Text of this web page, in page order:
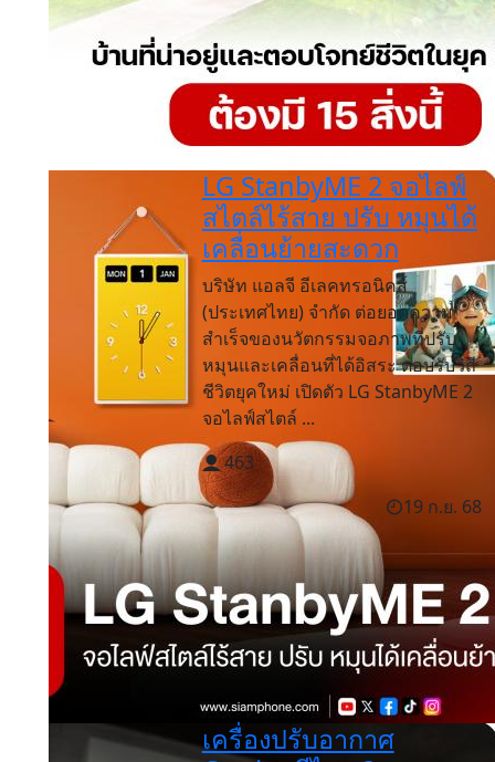
LG StanbyME 2 จอไลฟ์
สไตล์ไร้สาย ปรับ หมุนได้
เคลื่อนย้ายสะดวก
บริษัท แอลจี อีเลคทรอนิคส์
(ประเทศไทย) จำกัด ต่อยอดความ
สำเร็จของนวัตกรรมจอภาพที่ปรับ
หมุนและเคลื่อนที่ได้อิสระ ตอบรับวิถี
ชีวิตยุคใหม่ เปิดตัว LG StanbyME 2
จอไลฟ์สไตล์ ...
463
19 ก.ย. 68
เครื่องปรับอากาศ